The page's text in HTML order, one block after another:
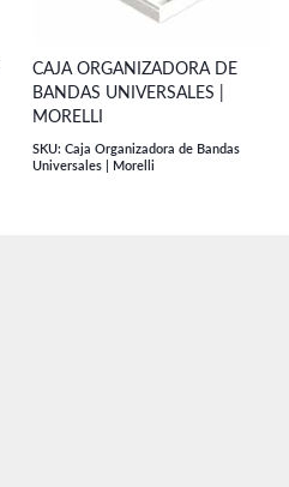
CAJA ORGANIZADORA DE
BANDAS UNIVERSALES |
MORELLI
SKU: Caja Organizadora de Bandas
Universales | Morelli